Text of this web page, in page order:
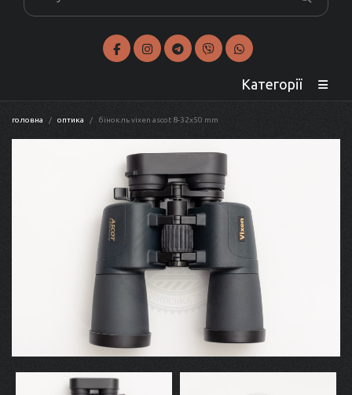
Категорії
головна оптика бінокль vixen ascot 8-32x50 mm